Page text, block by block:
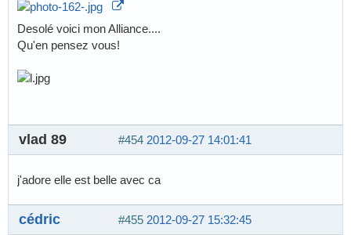
Desolé voici mon Alliance....
Qu'en pensez vous!
#454 2012-09-27 14:01:41
vlad 89
j'adore elle est belle avec ca
#455 2012-09-27 15:32:45
cédric